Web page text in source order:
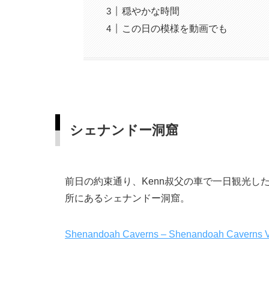
穏やかな時間
この日の模様を動画でも
シェナンドー洞窟
前日の約束通り、Kenn叔父の車で一日観光し
所にあるシェナンドー洞窟。
Shenandoah Caverns – Shenandoah Caverns